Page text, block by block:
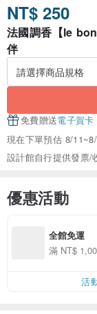
NT$ 250
法國調香【le
伴
免費贈送電子賀卡
現在下單預估 8/
設計館自行提供發票/
優惠活動
全館免運
滿 NT$
活